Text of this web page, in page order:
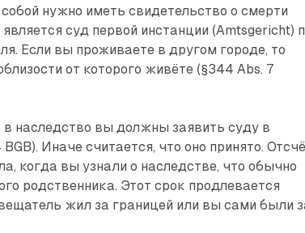
нужно иметь свидетельство о смерти
суд первой инстанции (Amtsgericht)
Если вы проживаете в другом городе, то
от которого живёте (§344 Abs. 7
наследство вы должны заявить суду в
Иначе считается, что оно принято.
когда вы узнали о наследстве, что обычно
родственника. Этот срок продлевается
жил за границей или вы сами были